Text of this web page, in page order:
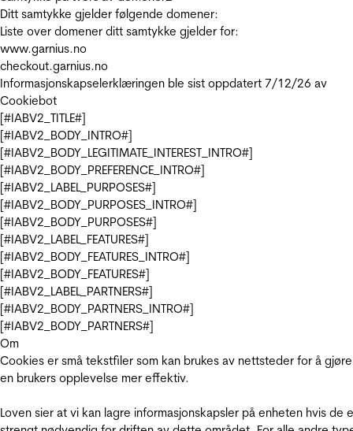
Ditt samtykke gjelder følgende domener:
Liste over domener ditt samtykke gjelder for:
www.garnius.no
checkout.garnius.no
Informasjonskapselerklæringen ble sist oppdatert 7/12/26 av
Cookiebot
[#IABV2_TITLE#]
[#IABV2_BODY_INTRO#]
[#IABV2_BODY_LEGITIMATE_INTEREST_INTRO#]
[#IABV2_BODY_PREFERENCE_INTRO#]
[#IABV2_LABEL_PURPOSES#]
[#IABV2_BODY_PURPOSES_INTRO#]
[#IABV2_BODY_PURPOSES#]
[#IABV2_LABEL_FEATURES#]
[#IABV2_BODY_FEATURES_INTRO#]
[#IABV2_BODY_FEATURES#]
[#IABV2_LABEL_PARTNERS#]
[#IABV2_BODY_PARTNERS_INTRO#]
[#IABV2_BODY_PARTNERS#]
Om
Cookies er små tekstfiler som kan brukes av nettsteder for å gjøre
en brukers opplevelse mer effektiv.
Loven sier at vi kan lagre informasjonskapsler på enheten hvis de